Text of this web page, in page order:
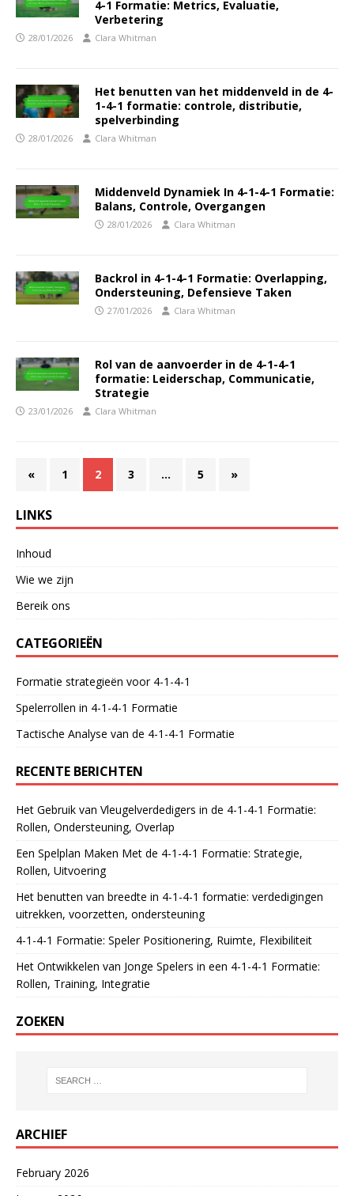
4-1 Formatie: Metrics, Evaluatie,
Verbetering
28/01/2026 Clara Whitman
Het benutten van het middenveld in de 4-
1-4-1 formatie: controle, distributie,
spelverbinding
28/01/2026 Clara Whitman
Middenveld Dynamiek In 4-1-4-1 Formatie:
Balans, Controle, Overgangen
28/01/2026 Clara Whitman
Backrol in 4-1-4-1 Formatie: Overlapping,
Ondersteuning, Defensieve Taken
27/01/2026 Clara Whitman
Rol van de aanvoerder in de 4-1-4-1
formatie: Leiderschap, Communicatie,
Strategie
23/01/2026 Clara Whitman
« 1 2 3 … 5 »
LINKS
Inhoud
Wie we zijn
Bereik ons
CATEGORIEËN
Formatie strategieën voor 4-1-4-1
Spelerrollen in 4-1-4-1 Formatie
Tactische Analyse van de 4-1-4-1 Formatie
RECENTE BERICHTEN
Het Gebruik van Vleugelverdedigers in de 4-1-4-1 Formatie:
Rollen, Ondersteuning, Overlap
Een Spelplan Maken Met de 4-1-4-1 Formatie: Strategie,
Rollen, Uitvoering
Het benutten van breedte in 4-1-4-1 formatie: verdedigingen
uitrekken, voorzetten, ondersteuning
4-1-4-1 Formatie: Speler Positionering, Ruimte, Flexibiliteit
Het Ontwikkelen van Jonge Spelers in een 4-1-4-1 Formatie:
Rollen, Training, Integratie
ZOEKEN
ARCHIEF
February 2026